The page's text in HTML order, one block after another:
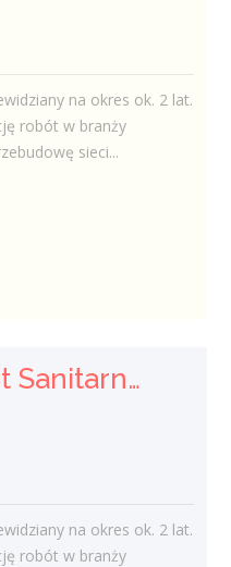
na okres ok. 2 lat.
robót w branży
sieci...
Kierownik Robót Sanitarnych
na okres ok. 2 lat.
robót w branży